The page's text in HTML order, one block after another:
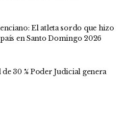
El atleta sordo que hizo
en Santo Domingo 2026
30 % Poder Judicial genera